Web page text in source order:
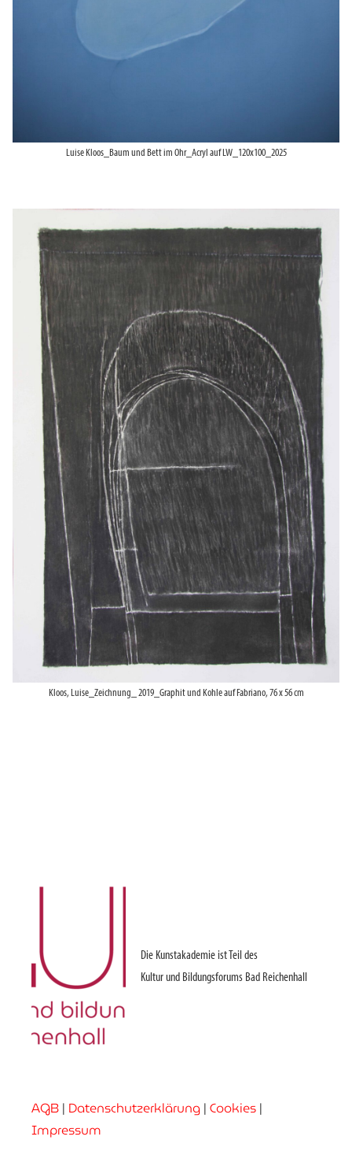
Luise Kloos_Baum und Bett im Ohr_Acryl auf LW_120x100_2025
Kloos, Luise_Zeichnung_ 2019_Graphit und Kohle auf Fabriano, 76 x 56 cm
Die Kunstakademie ist Teil des
Kultur und Bildungsforums Bad Reichenhall
AGB | Datenschutzerklärung | Cookies |
Impressum